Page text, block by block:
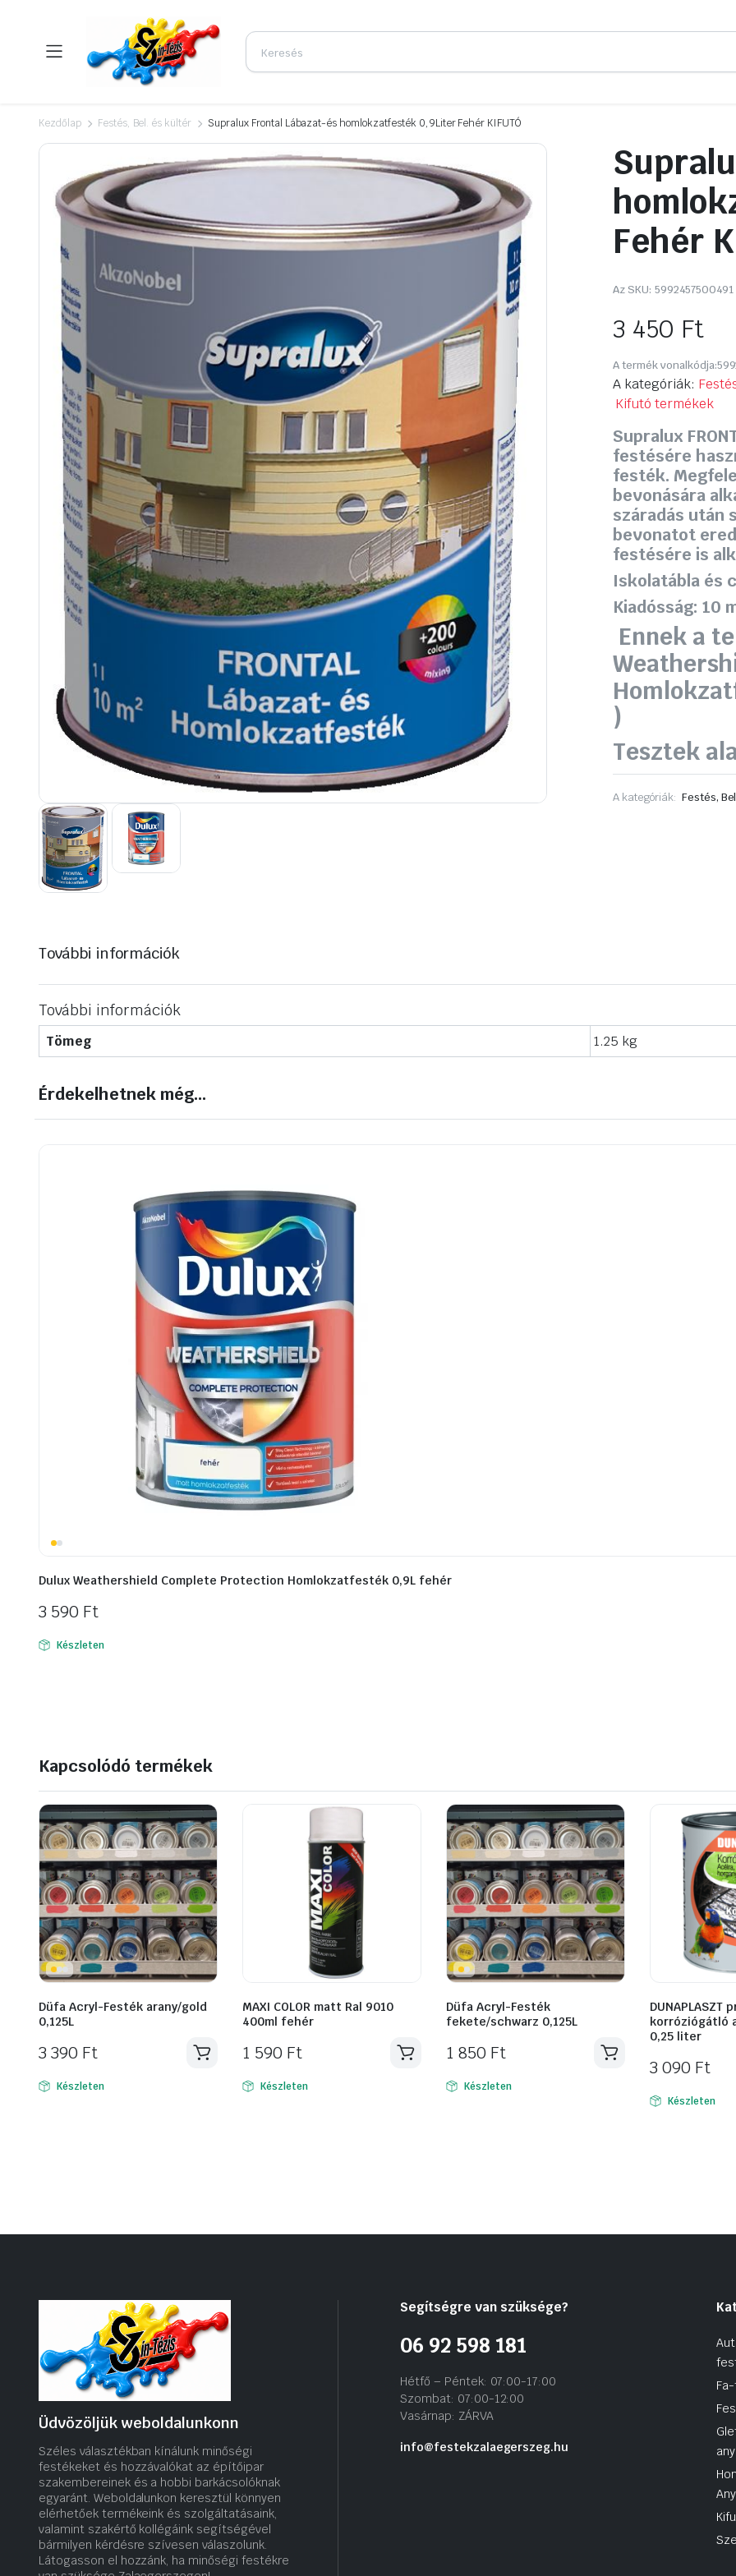
Kezdőlap Festés, Bel. és kültér Supralux Frontal Lábazat-és homlokzatfesték 0,9Liter Fehér KIFUTÓ
Fehér
Az SKU: 5992457500491
3 450 Ft
A termék vonalkódja:
A kategóriák:
Kifutó termékek
Supralux
festésére
festék.
bevonására
száradás után
bevonatot
festésére is
Iskolatábla és
Kiadósság: 10
Ennek a
)
Tesztek
A kategóriák: Festés,
További információk
További információk
Tömeg 1.25 kg
Érdekelhetnek még…
Dulux Weathershield Complete Protection Homlokzatfesték 0,9L fehér
3 590 Ft
Készleten
Kapcsolódó termékek
Düfa Acryl-Festék arany/gold
0,125L
3 390 Ft
Készleten
MAXI COLOR matt Ral 9010
400ml fehér
1 590 Ft
Készleten
Düfa Acryl-Festék
fekete/schwarz 0,125L
1 850 Ft
Készleten
DUNAPLASZT
korróziógátló
0,25 liter
3 090 Ft
Készleten
Üdvözöljük weboldalunkonn
Széles választékban kínálunk minőségi
festékeket és hozzávalókat az építőipar
szakembereinek és a hobbi barkácsolóknak
egyaránt. Weboldalunkon keresztül könnyen
elérhetőek termékeink és szolgáltatásaink,
valamint szakértő kollégáink segítségével
bármilyen kérdésre szívesen válaszolunk.
Látogasson el hozzánk, ha minőségi festékre
Segítségre van szüksége?
06 92 598 181
Hétfő – Péntek: 07:00-17:00
Szombat: 07:00-12:00
Vasárnap: ZÁRVA
info@festekzalaegerszeg.hu